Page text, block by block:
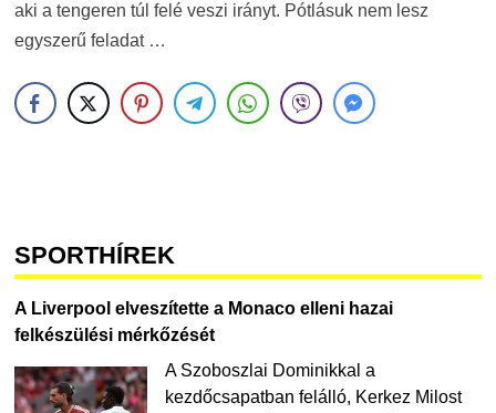
aki a tengeren túl felé veszi irányt. Pótlásuk nem lesz
egyszerű feladat …
SPORTHÍREK
A Liverpool elveszítette a Monaco elleni hazai
felkészülési mérkőzését
A Szoboszlai Dominikkal a
kezdőcsapatban felálló, Kerkez Milost